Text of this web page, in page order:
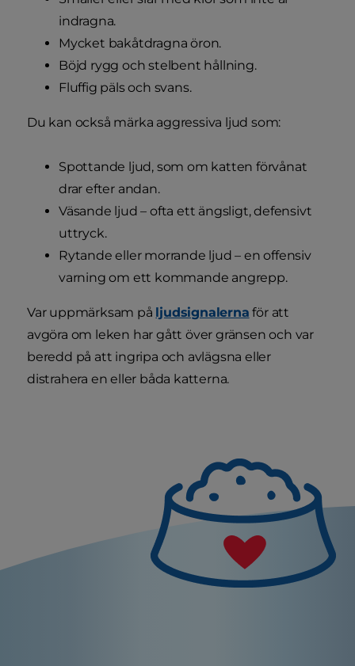
indragna.
Mycket bakåtdragna öron.
Böjd rygg och stelbent hållning.
Fluffig päls och svans.
Du kan också märka aggressiva ljud som:
Spottande ljud, som om katten förvånat
drar efter andan.
Väsande ljud – ofta ett ängsligt, defensivt
uttryck.
Rytande eller morrande ljud – en offensiv
varning om ett kommande angrepp.
Var uppmärksam på ljudsignalerna för att
avgöra om leken har gått över gränsen och var
beredd på att ingripa och avlägsna eller
distrahera en eller båda katterna.